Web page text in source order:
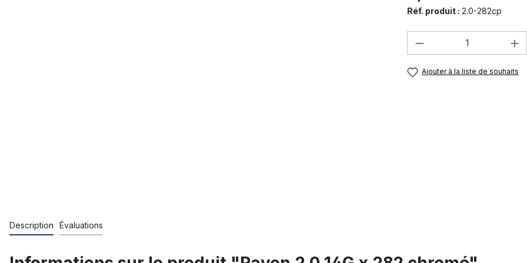
Réf. produit : 2.0-282cp
Quantité de
Ajouter à la liste de souhaits
Description Évaluations